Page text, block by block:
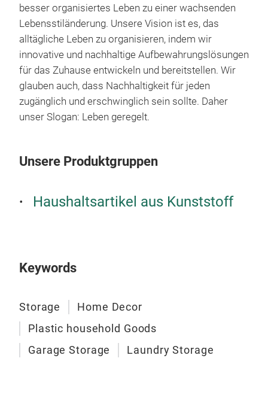
besser organisiertes Leben zu einer wachsenden
Lebensstiländerung. Unsere Vision ist es, das
alltägliche Leben zu organisieren, indem wir
innovative und nachhaltige Aufbewahrungslösungen
für das Zuhause entwickeln und bereitstellen. Wir
glauben auch, dass Nachhaltigkeit für jeden
zugänglich und erschwinglich sein sollte. Daher
unser Slogan: Leben geregelt.
Unsere Produktgruppen
Haushaltsartikel aus Kunststoff
Keywords
Storage
Home Decor
Plastic household Goods
Garage Storage
Laundry Storage